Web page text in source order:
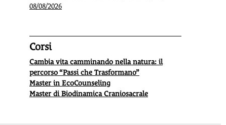
08/08/2026
Corsi
Cambia vita camminando nella natura: il
percorso “Passi che Trasformano”
Master in EcoCounseling
Master di Biodinamica Craniosacrale